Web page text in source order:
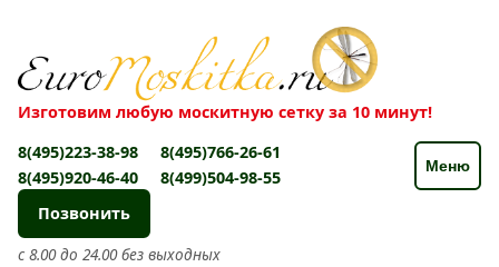
Изготовим любую москитную сетку за 10 минут!
8(495)223-38-98
8(495)766-26-61
8(495)920-46-40
8(499)504-98-55
Позвонить
с 8.00 до 24.00 без выходных
Меню